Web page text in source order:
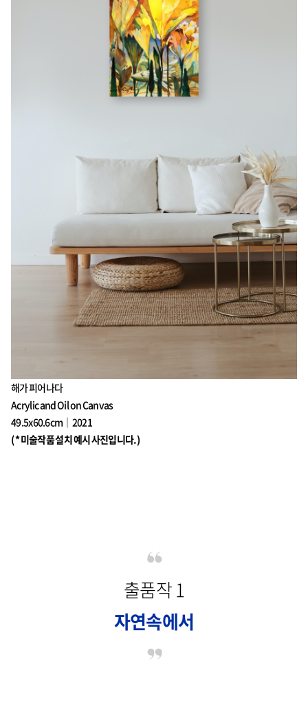
해가 피어나다
Acrylic and Oil on Canvas
49.5x60.6cm｜2021
( * 미술작품 설치 예시 사진입니다.)
출품작 1
자연속에서